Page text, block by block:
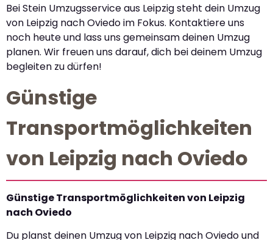
Bei Stein Umzugsservice aus Leipzig steht dein Umzug
von Leipzig nach Oviedo im Fokus. Kontaktiere uns
noch heute und lass uns gemeinsam deinen Umzug
planen. Wir freuen uns darauf, dich bei deinem Umzug
begleiten zu dürfen!
Günstige
Transportmöglichkeiten
von Leipzig nach Oviedo
Günstige Transportmöglichkeiten von Leipzig
nach Oviedo
Du planst deinen Umzug von Leipzig nach Oviedo und